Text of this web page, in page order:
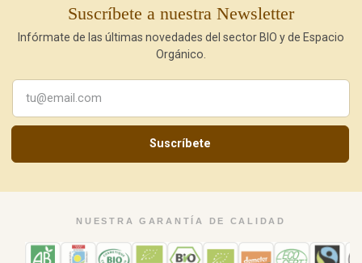
Suscríbete a nuestra Newsletter
Infórmate de las últimas novedades del sector BIO y de Espacio
Orgánico.
Suscríbete
NUESTRA GARANTÍA DE CALIDAD